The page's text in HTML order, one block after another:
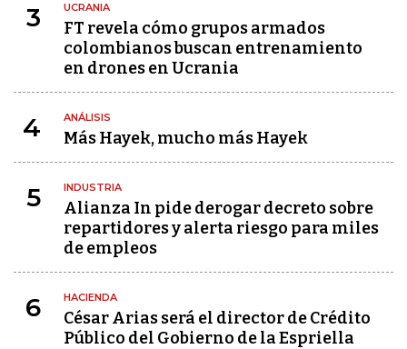
3 UCRANIA
FT revela cómo grupos armados
colombianos buscan entrenamiento
en drones en Ucrania
4 ANÁLISIS
Más Hayek, mucho más Hayek
5 INDUSTRIA
Alianza In pide derogar decreto sobre
repartidores y alerta riesgo para miles
de empleos
6 HACIENDA
César Arias será el director de Crédito
Público del Gobierno de la Espriella